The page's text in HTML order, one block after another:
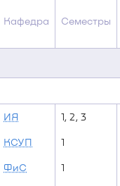
Кафедра Семестры
ИЯ 1, 2, 3
КСУП 1
ФиС 1